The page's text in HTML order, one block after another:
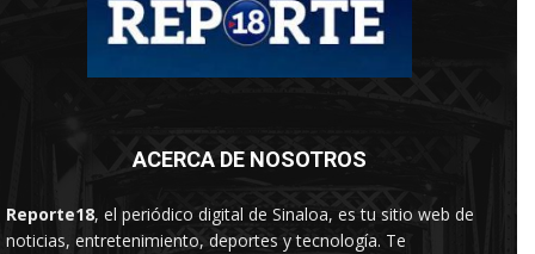
ACERCA DE NOSOTROS
Reporte18, el periódico digital de Sinaloa, es tu sitio web de
noticias, entretenimiento, deportes y tecnología. Te